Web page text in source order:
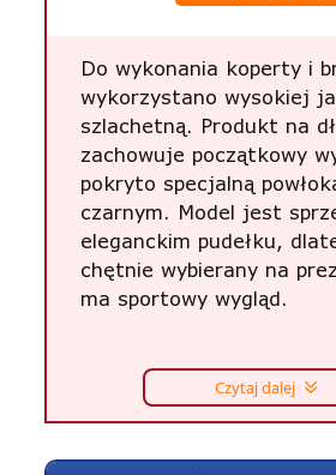
Do wykonania koperty i
wykorzystano wysokiej
szlachetną. Produkt na
zachowuje początkowy
pokryto specjalną
czarnym. Model jest
eleganckim pudełku,
chętnie wybierany na
ma sportowy wygląd.
Czytaj dalej